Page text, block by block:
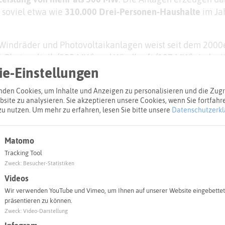
soviel etwa wie 310.000 Drei-Personen-Haushalte im
und Photovoltaikanlagen weist seit dem
(255 MW) und Windkraft (197 MW) sind mit
Leistung angeht. Aber auch Bioenergie (37
Energieressource steuern einen nennenswerten
der Windenergie" ist mit 89 MW installierter
Spitzenreiter bei der Photovoltaik ist (64 MW).
Einstellungen
Cookies, um Inhalte und Anzeigen zu personalisieren und die
zu analysieren. Sie akzeptieren unsere Cookies, wenn Sie
nutzen. Um mehr zu erfahren, lesen Sie bitte unsere
Matomo
Tracking Tool
Zweck: Besucher-Statistiken
Videos
Wir verwenden YouTube und Vimeo, um Ihnen auf unserer Website
präsentieren zu können.
Zweck: Video-Darstellung